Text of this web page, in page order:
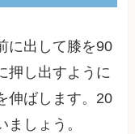
に出して膝を90
押し出すように
伸ばします。20
しょう。